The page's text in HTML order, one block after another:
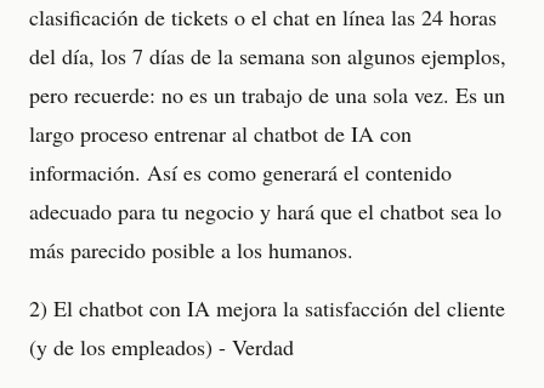
clasificación de tickets o el chat en línea las 24 horas
del día, los 7 días de la semana son algunos ejemplos,
pero recuerde: no es un trabajo de una sola vez. Es un
largo proceso entrenar al chatbot de IA con
información. Así es como generará el contenido
adecuado para tu negocio y hará que el chatbot sea lo
más parecido posible a los humanos.
2) El chatbot con IA mejora la satisfacción del cliente
(y de los empleados) - Verdad